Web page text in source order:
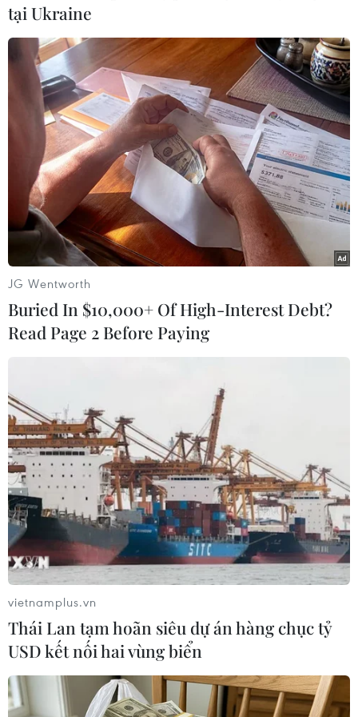
Rita Ora, là sản phẩm của đạo diễn Sam Taylor-
Wood.
Phim sẽ ra mắt vào dịp Lễ tình nhân 2015./.
Jamie Dornan và Dakota Johnson trên phim trường 'Fifty Shades
tại Ukraine
JG Wentworth
Buried In $10,000+ Of High-Interest Debt?
Read Page 2 Before Paying
vietnamplus.vn
Thái Lan tạm hoãn siêu dự án hàng chục tỷ
USD kết nối hai vùng biển